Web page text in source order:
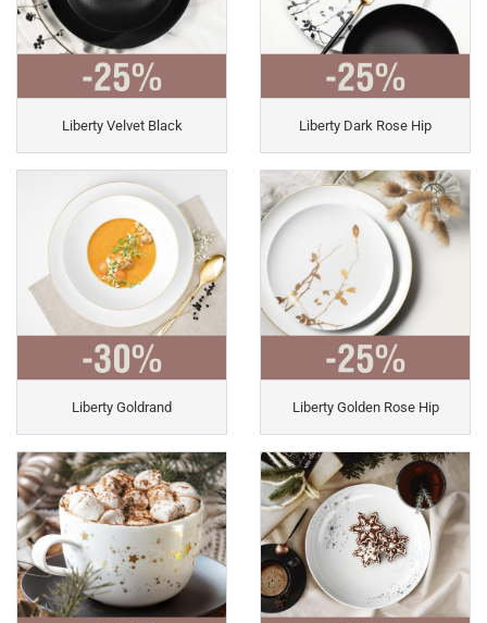
Liberty Velvet Black Liberty Dark Rose Hip
Liberty Goldrand Liberty Golden Rose Hip